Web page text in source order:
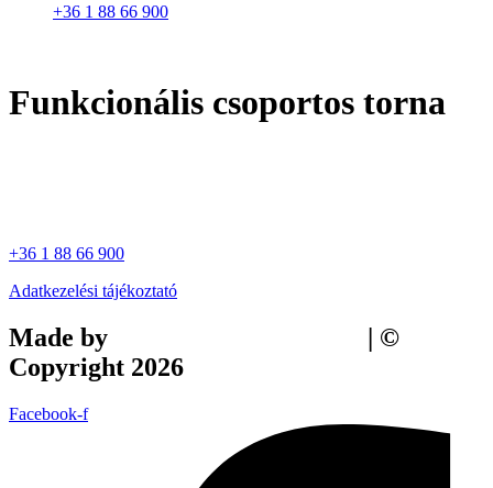
+36 1 88 66 900
Funkcionális csoportos torna
+36 1 88 66 900
Adatkezelési tájékoztató
Made by
| ©
Copyright 2026
Facebook-f